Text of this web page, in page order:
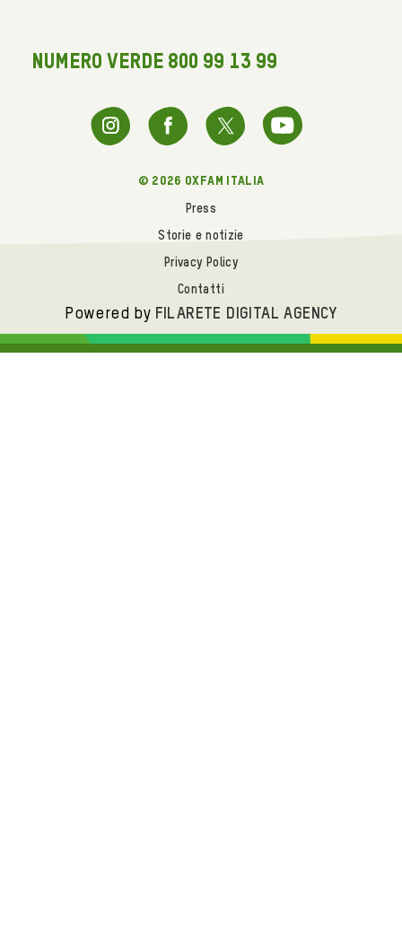
NUMERO VERDE 800 99 13 99
© 2026 oxfam italia
Press
Storie e notizie
Privacy Policy
Contatti
Powered by FILARETE DIGITAL AGENCY